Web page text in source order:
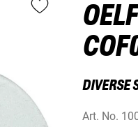
DIVERSE
Art. No.